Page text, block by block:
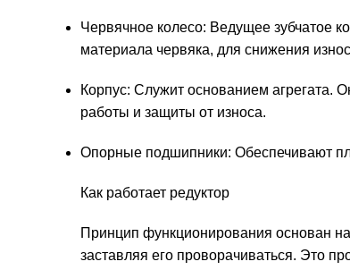
Червячное колесо: Ведущее зубчатое
материала червяка, для снижения
Корпус: Служит основанием агрегата.
работы и защиты от износа.
Опорные подшипники: Обеспечивают
Как работает редуктор
Принцип функционирования основан
заставляя его проворачиваться. Это